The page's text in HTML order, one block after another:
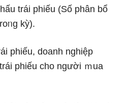
trái phiếu (Số phân bổ
kỳ).
phiếu, doanh nghiệp
phiếu cho người ｍua